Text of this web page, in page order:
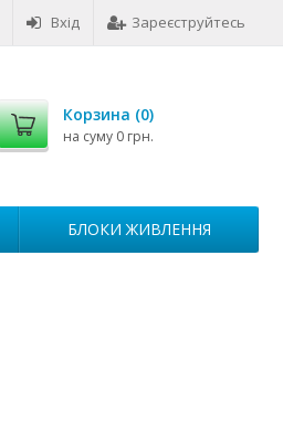
Вхід Зареєструйтесь
Корзина (0)
на суму 0 грн.
БЛОКИ ЖИВЛЕННЯ